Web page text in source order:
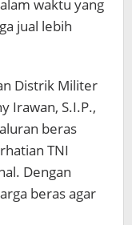
waktu yang
jual lebih
Distrik Militer
Irawan, S.I.P.,
beras
TNI
Dengan
beras agar